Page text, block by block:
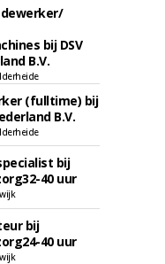
bij DSV
B.V.
(fulltime) bij
B.V.
bij
40 uur
bij
40 uur